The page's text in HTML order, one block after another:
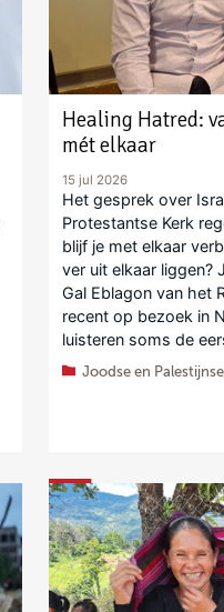
Healing Hatred:
mét elkaar
15 jul 2026
Het gesprek over
Protestantse Kerk
blijf je met elkaar
ver uit elkaar liggen?
Gal Eblagon van het
recent op bezoek in
luisteren soms de
Joodse en